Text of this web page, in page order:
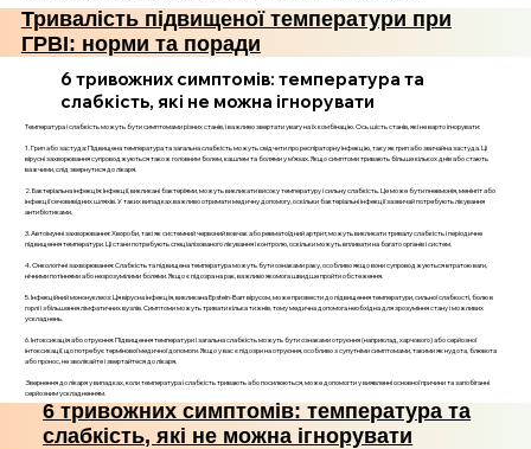
Тривалість підвищеної температури при
ГРВІ: норми та поради
6 тривожних симптомів: температура та
слабкість, які не можна ігнорувати
Температура і слабкість можуть бути симптомами різних станів, і важливо звертати увагу на їх комбінацію. Ось шість станів, які не варто ігнорувати:
1. Грип або застуда: Підвищена температура та загальна слабкість можуть свідчити про респіраторну інфекцію, таку як грип або звичайна застуда. Ці
вірусні захворювання супроводжуються також головним болем, кашлем та болями у м’язах. Якщо симптоми тривають більше кількох днів або стають
важчими, слід звернутися до лікаря.
2. Бактеріальна інфекція: Інфекції, викликані бактеріями, можуть викликати високу температуру і сильну слабкість. Це може бути пневмонія, менінгіт або
інфекції сечовивідних шляхів. У таких випадках важливо отримати медичну допомогу, оскільки бактеріальні інфекції зазвичай потребують лікування
антибіотиками.
3. Автоімунні захворювання: Хвороби, такі як системний червоний вовчак або ревматоїдний артрит, можуть викликати тривалу слабкість і періодичне
підвищення температури. Ці стани потребують спеціалізованого лікування і контролю, оскільки можуть впливати на багато органів і систем.
4. Онкологічні захворювання: Слабкість та підвищена температура можуть бути ознаками раку, особливо якщо вони супроводжуються втратою ваги,
нічними потіннями або незрозумілими болями. Якщо є підозра на рак, важливо якомога швидше пройти обстеження.
5. Інфекційний мононуклеоз: Ця вірусна інфекція, викликана Epstein-Barr вірусом, може призвести до підвищення температури, сильної слабкості, болю в
горлі і збільшення лімфатичних вузлів. Симптоми можуть тривати кілька тижнів, тому медична допомога необхідна для зрозуміння стану і можливих
ускладнень.
6. Інтоксикація або отруєння: Підвищення температури і загальна слабкість можуть бути ознаками отруєння (наприклад, харчового) або серйозної
інтоксикації, що потребує термінової медичної допомоги. Якщо у вас є підозри на отруєння, особливо з супутніми симптомами, такими як нудота, блювота
або пронос, не зволікайте і звертайтеся до лікаря.
Звернення до лікаря у випадках, коли температура і слабкість тривають або посилюються, може допомогти у виявленні основної причини та запобіганні
серйозним ускладненням.
6 тривожних симптомів: температура та
слабкість, які не можна ігнорувати